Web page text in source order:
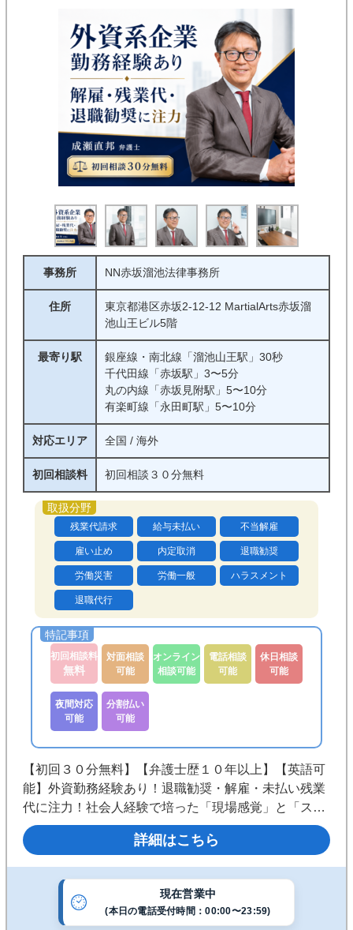
九州・沖縄
分野
残業代請求 給与未払い
不当解雇 雇い止め
内定取り消し 退職勧奨
労働災害 労働一般
ハラスメント 退職代行
初回相談料無料
完全成功報酬制 対面相談可能
オンライン相談可能 電話相談可能
休日相談可能
メール相談可能 後払い可能
分割払い可能
事務所 NN赤坂溜池法律事務所
住所
東京都港区赤坂2-12-12 MartialArts赤坂溜
池山王ビル5階
最寄り駅
銀座線・南北線「溜池山王駅」30秒
千代田線「赤坂駅」3〜5分
丸の内線「赤坂見附駅」5〜10分
有楽町線「永田町駅」5〜10分
対応エリア 全国 / 海外
初回相談料 初回相談３０分無料
残業代請求 給与未払い 不当解雇
雇い止め 内定取消 退職勧奨
労働災害 労働一般 ハラスメント
退職代行
初回相談料
無料
対面相談
可能
オンライン
相談可能
電話相談
可能
休日相談
可能
夜間対応
可能
分割払い
可能
【初回３０分無料】【弁護士歴１０年以上】【英語可
能】外資勤務経験あり！退職勧奨・解雇・未払い残業
代に注力！社会人経験で培った「現場感覚」と「スピ
ーディーな対応」が強み！粘り強く戦い抜く弁護士を
理想としています。◎休日夜間対応◎溜池山王駅から
３０秒◎２４時間受付
詳細はこちら
現在営業中
(本日の電話受付時間：00:00〜23:59)